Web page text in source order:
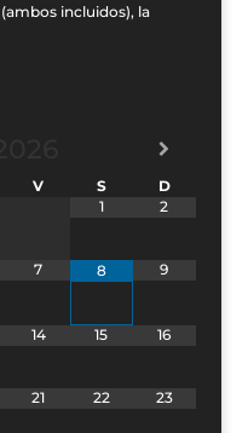
incluidos), la
V S
D
1
2
7 8 9
14 15 16
21 22 23